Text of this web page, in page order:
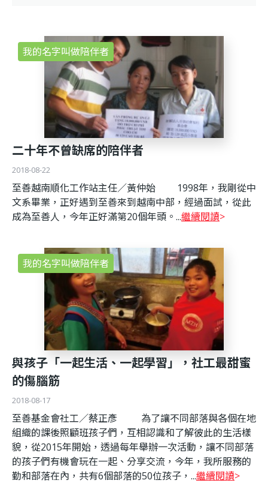
會
我的名字叫做陪伴者
二十年不曾缺席的陪伴者
2018-08-22
至善越南順化工作站主任／黃仲始 1998年，我剛從中
文系畢業，正好遇到至善來到越南中部，經過面試，從此
成為至善人，今年正好滿第20個年頭。...繼續閱讀
我的名字叫做陪伴者
與孩子「一起生活、一起學習」，社工最甜蜜
的傷腦筋
2018-08-17
至善基金會社工／蔡正彥 為了讓不同部落與各個在地
組織的課後照顧班孩子們，互相認識和了解彼此的生活樣
貌，從2015年開始，透過每年舉辦一次活動，讓不同部落
的孩子們有機會玩在一起、分享交流，今年，我所服務的
勤和部落在內，共有6個部落的50位孩子，...繼續閱讀